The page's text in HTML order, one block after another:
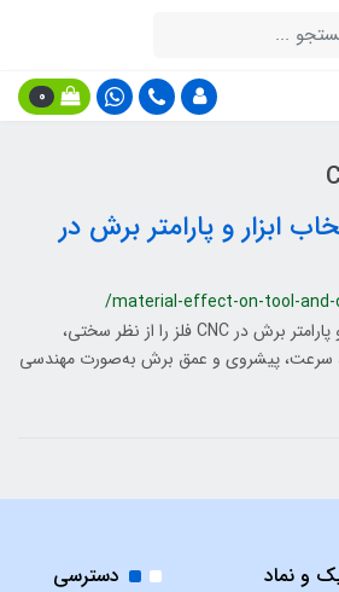
0
ابزار و پارامتر برش در
/material-effect-on-tool-
تأثیر متریال بر انتخاب ابزار و پارامتر برش در CNC فلز را از نظر سختی،
سرعت، پیشروی و عمق برش به‌صورت مهندسی
و نماد
دسترسی